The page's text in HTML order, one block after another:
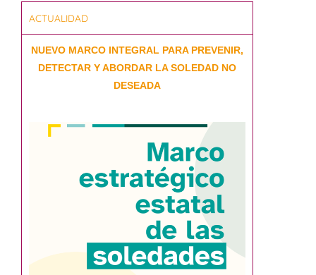
ACTUALIDAD
NUEVO MARCO INTEGRAL PARA PREVENIR,
DETECTAR Y ABORDAR LA SOLEDAD NO
DESEADA